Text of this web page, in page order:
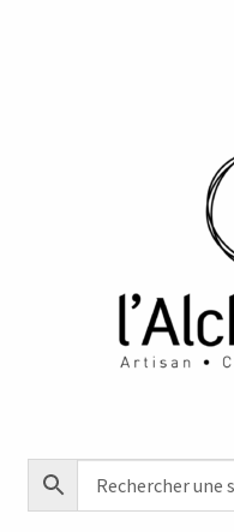
Acheter en ligne
Contact